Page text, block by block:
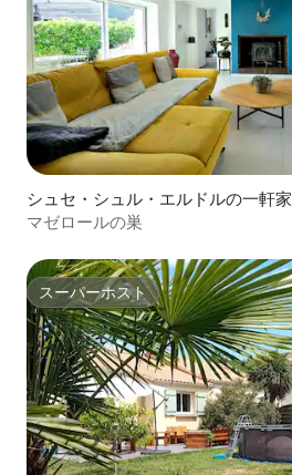
シュセ・シュル・エルドルの一軒家
マゼロールの巣
スーパーホスト
スーパーホスト